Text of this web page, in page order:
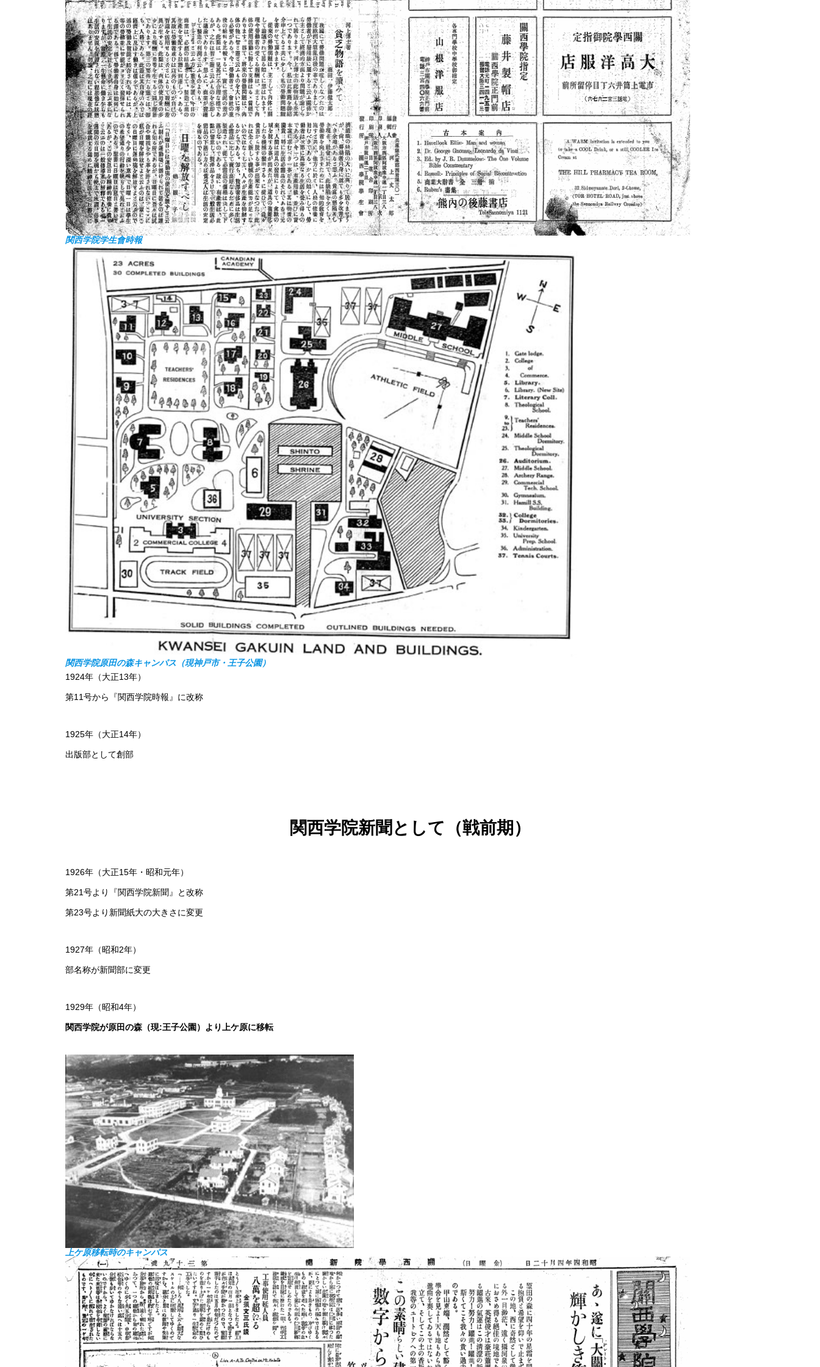
関西学院学生會時報
関西学院原田の森キャンパス（現神戸市・王子公園）
1924年（大正13年）
第11号から『関西学院時報』に改称
1925年（大正14年）
出版部として創部
関西学院新聞として（戦前期）
1926年（大正15年・昭和元年）
第21号より『関西学院新聞』と改称
第23号より新聞紙大の大きさに変更
1927年（昭和2年）
部名称が新聞部に変更
1929年（昭和4年）
関西学院が原田の森（現:王子公園）より上ケ原に移転
上ケ原移転時のキャンパス